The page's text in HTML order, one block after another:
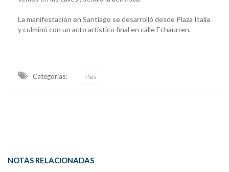
La manifestación en Santiago se desarrolló desde Plaza Italia
y culminó con un acto artístico final en calle Echaurren.
Categorias: País
NOTAS RELACIONADAS